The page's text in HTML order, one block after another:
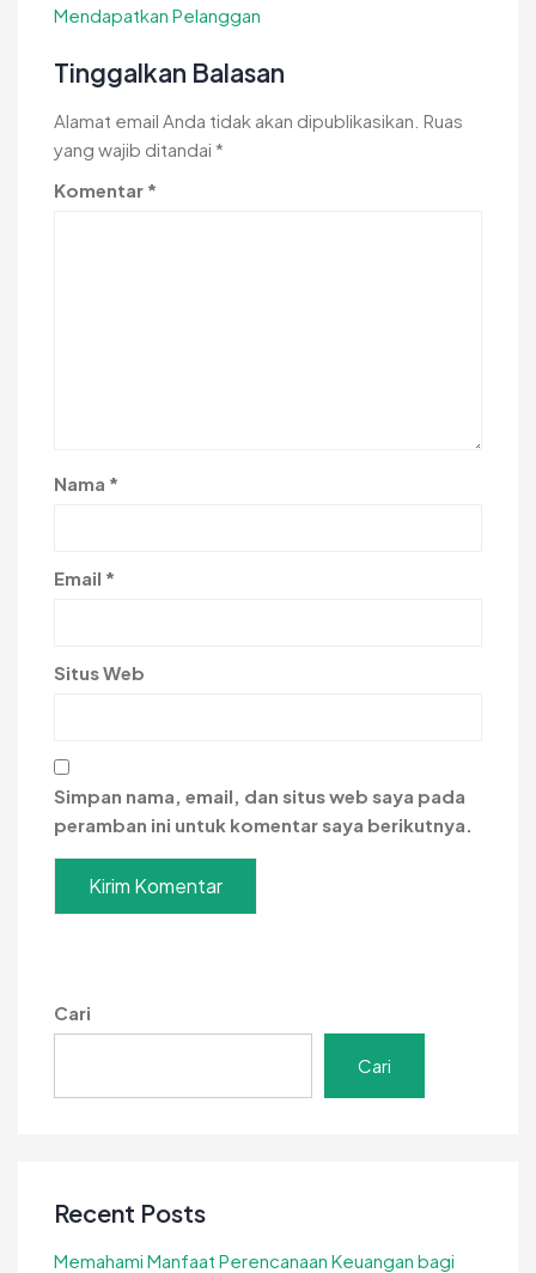
Mendapatkan Pelanggan
Tinggalkan Balasan
Alamat email Anda tidak akan dipublikasikan. Ruas
yang wajib ditandai *
Komentar *
Nama *
Email *
Situs Web
Simpan nama, email, dan situs web saya pada
peramban ini untuk komentar saya berikutnya.
Cari
Cari
Recent Posts
Memahami Manfaat Perencanaan Keuangan bagi